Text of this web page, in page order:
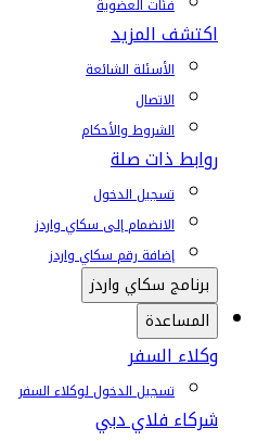
فئات العضوية
اكتشف المزيد
الأسئلة الشائعة
الاتصال
الشروط والأحكام
روابط ذات صلة
تسجيل الدخول
الانضمام إلى سكاي واردز
إضافة رقم سكاي واردز
برنامج سكاي واردز
المساعدة
وكلاء السفر
تسجيل الدخول لوكلاء السفر
شركاء فلاي دبي